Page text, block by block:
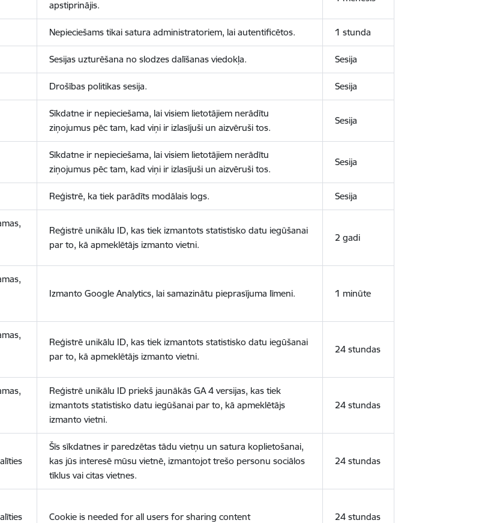
apstiprinājis.
Nepieciešams tikai satura administratoriem, lai autentificētos. 1 stunda
Sesijas uzturēšana no slodzes dalīšanas viedokļa. Sesija
Drošības politikas sesija. Sesija
Sīkdatne ir nepieciešama, lai visiem lietotājiem nerādītu
ziņojumus pēc tam, kad viņi ir izlasījuši un aizvēruši tos.
Sesija
Sīkdatne ir nepieciešama, lai visiem lietotājiem nerādītu
ziņojumus pēc tam, kad viņi ir izlasījuši un aizvēruši tos.
Sesija
Reģistrē, ka tiek parādīts modālais logs. Sesija
Reģistrē unikālu ID, kas tiek izmantots statistisko datu iegūšanai
par to, kā apmeklētājs izmanto vietni.
2 gadi
Izmanto Google Analytics, lai samazinātu pieprasījuma līmeni. 1 minūte
Reģistrē unikālu ID, kas tiek izmantots statistisko datu iegūšanai
par to, kā apmeklētājs izmanto vietni.
24 stundas
Reģistrē unikālu ID priekš jaunākās GA 4 versijas, kas tiek
izmantots statistisko datu iegūšanai par to, kā apmeklētājs
izmanto vietni.
24 stundas
Šīs sīkdatnes ir paredzētas tādu vietņu un satura koplietošanai,
kas jūs interesē mūsu vietnē, izmantojot trešo personu sociālos
tīklus vai citas vietnes.
24 stundas
Cookie is needed for all users for sharing content 24 stundas